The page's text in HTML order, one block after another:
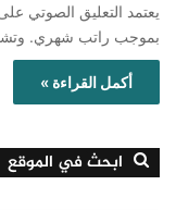
يعتمد التعليق الصوتي
بموجب راتب شهري.
أكمل القراءة »
ابحث في الموقع